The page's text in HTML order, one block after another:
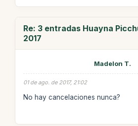
Re: 3 entradas Huayna
2017
Madelon T.
01 de ago. de 2017, 21:02
No hay cancelaciones nunca?